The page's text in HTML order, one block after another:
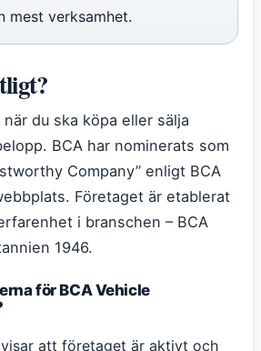
mest verksamhet.
du ska köpa eller sälja
BCA har nominerats som
Company” enligt BCA
Företaget är etablerat
i branschen – BCA
1946.
för BCA Vehicle
att företaget är aktivt och